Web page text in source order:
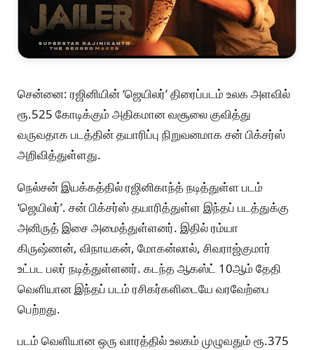
சென்னை: ரஜினியின் ‘ஜெயிலர்’ திரைப்படம் உலக அளவில்
ரூ.525 கோடிக்கும் அதிகமான வசூலை குவித்து
வருவதாக படத்தின் தயாரிப்பு நிறுவனமாக சன் பிக்சர்ஸ்
அறிவித்துள்ளது.
நெல்சன் இயக்கத்தில் ரஜினிகாந்த் நடித்துள்ள படம்
‘ஜெயிலர்’. சன் பிக்சர்ஸ் தயாரித்துள்ள இந்தப் படத்துக்கு
அனிருத் இசை அமைத்துள்ளனர். இதில் ரம்யா
கிருஷ்ணன், விநாயகன், மோகன்லால், சிவராஜ்குமார்
உட்பட பலர் நடித்துள்ளனர். கடந்த ஆகஸ்ட் 10ஆம் தேதி
வெளியான இந்தப் படம் ரசிகர்களிடையே வரவேற்பை
பெற்றது.
படம் வெளியான ஒரு வாரத்தில் உலகம் முழுவதும் ரூ.375